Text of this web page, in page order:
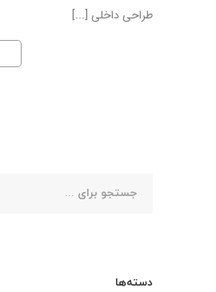
طراحی داخلی [...]
دسته‌ها